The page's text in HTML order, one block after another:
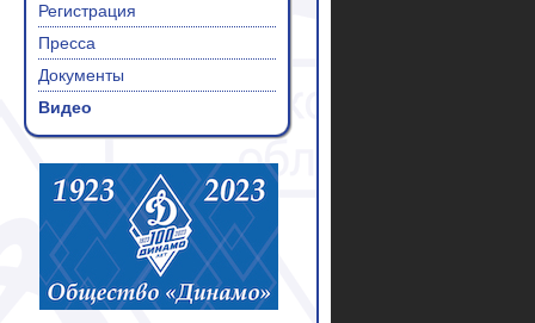
Регистрация
Пресса
Документы
Видео